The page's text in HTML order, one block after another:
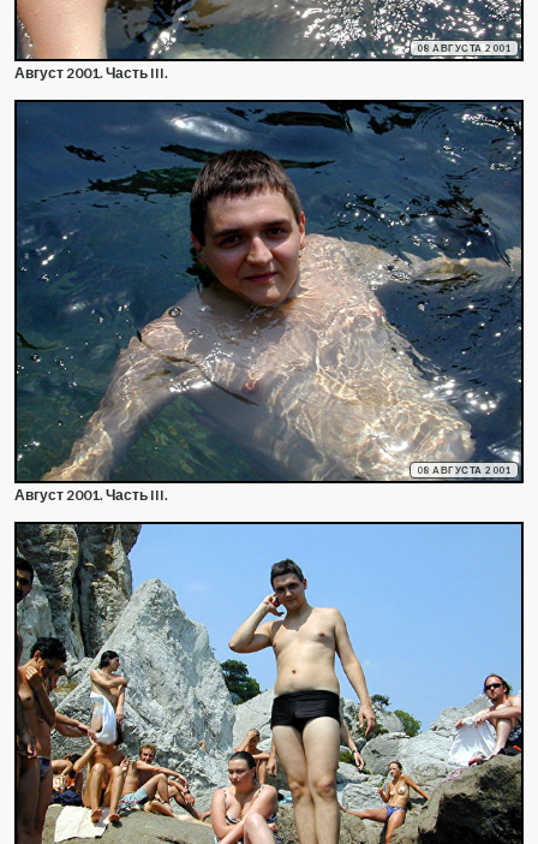
08 АВГУСТА 2001
Август 2001. Часть III.
08 АВГУСТА 2001
Август 2001. Часть III.